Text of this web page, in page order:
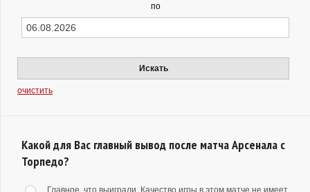
по
Искать
очистить
Какой для Вас главный вывод после матча Арсенала с
Торпедо?
Главное, что выиграли. Качество игры в этом матче не имеет